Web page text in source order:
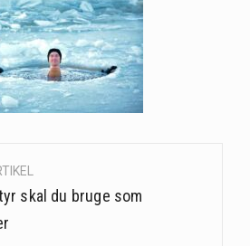
skal du bruge som